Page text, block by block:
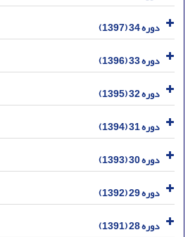
دوره 34 (1397)
دوره 33 (1396)
دوره 32 (1395)
دوره 31 (1394)
دوره 30 (1393)
دوره 29 (1392)
دوره 28 (1391)